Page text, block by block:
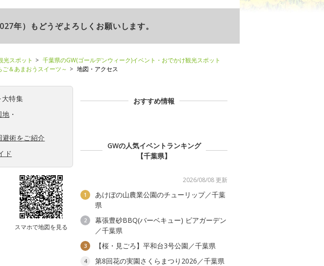
年）もどうぞよろしくお願いします。
光スポット
千葉県のGW(ゴールデンウィーク)イベント・おでかけ観光スポット
＆あまおうスイーツ～ 地図・アクセス
大特集
地 ・
術をご紹介
ド
スマホで地図を見る
おすすめ情報
GWの人気イベントランキング
【千葉県】
2026/08/08 更新
1
あけぼの山農業公園のチューリップ／千葉
県
2
幕張豊砂BBQ(バーベキュー) ビアガーデン
／千葉県
3 【桜・見ごろ】平和台3号公園／千葉県
4 第8回花の実園さくらまつり2026／千葉県